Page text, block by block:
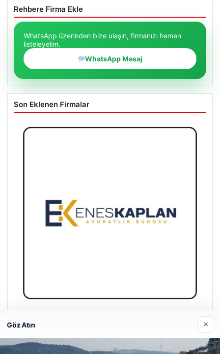
Rehbere Firma Ekle
WhatsApp üzerinden bize ulaşın, firmanızı hemen
listeleyelim.
WhatsApp Mesaj
Son Eklenen Firmalar
Enes Kaplan Avukatlık Bürosu
Göz Atın ×